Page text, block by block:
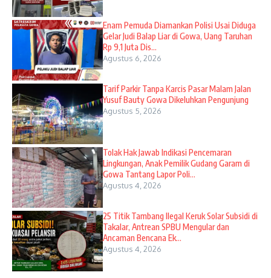
Enam Pemuda Diamankan Polisi Usai Diduga
Gelar Judi Balap Liar di Gowa, Uang Taruhan
Rp 9,1 Juta Dis...
Agustus 6, 2026
Tarif Parkir Tanpa Karcis Pasar Malam Jalan
Yusuf Bauty Gowa Dikeluhkan Pengunjung
Agustus 5, 2026
Tolak Hak Jawab Indikasi Pencemaran
Lingkungan, Anak Pemilik Gudang Garam di
Gowa Tantang Lapor Poli...
Agustus 4, 2026
25 Titik Tambang Ilegal Keruk Solar Subsidi di
Takalar, Antrean SPBU Mengular dan
Ancaman Bencana Ek...
Agustus 4, 2026